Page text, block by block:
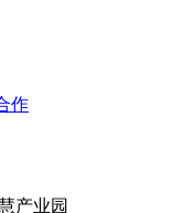
作
产业园